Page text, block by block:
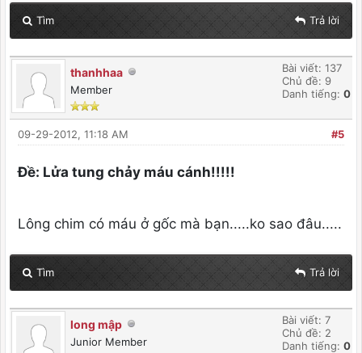
Tìm Trả lời
thanhhaa
Member
Bài viết: 137
Chủ đề: 9
Danh tiếng: 0
#5
09-29-2012, 11:18 AM
Ðề: Lửa tung chảy máu cánh!!!!!
Lông chim có máu ở gốc mà bạn.....ko sao đâu.....
Tìm Trả lời
long mập
Junior Member
Bài viết: 7
Chủ đề: 2
Danh tiếng: 0